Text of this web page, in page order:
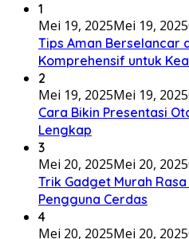
1
Mei 19, 2025Mei 19, 2025
Tips Aman Berselancar
Komprehensif untuk
2
Mei 19, 2025Mei 19, 2025
Cara Bikin Presentasi
Lengkap
3
Mei 20, 2025Mei 20, 2025
Trik Gadget Murah
Pengguna Cerdas
4
Mei 20, 2025Mei 20, 2025